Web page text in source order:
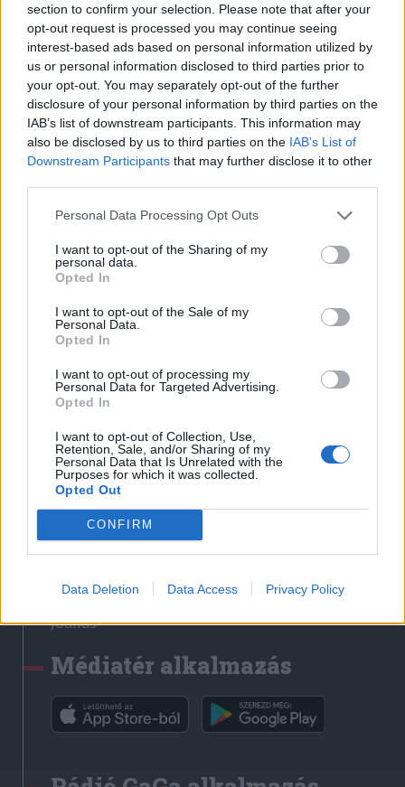
section to confirm your selection. Please note that after your
opt-out request is processed you may continue seeing
interest-based ads based on personal information utilized by
us or personal information disclosed to third parties prior to
your opt-out. You may separately opt-out of the further
disclosure of your personal information by third parties on the
IAB’s list of downstream participants. This information may
also be disclosed by us to third parties on the IAB’s List of
Downstream Participants that may further disclose it to other
Personal Data Processing Opt Outs
I want to opt-out of the Sharing of my
personal data.
Opted In
I want to opt-out of the Sale of my
Personal Data.
Opted In
I want to opt-out of processing my
Personal Data for Targeted Advertising.
Opted In
I want to opt-out of Collection, Use,
Retention, Sale, and/or Sharing of my
Personal Data that Is Unrelated with the
Purposes for which it was collected.
Opted Out
CONFIRM
Data Deletion Data Access Privacy Policy
Hasznos
Impresszum
Szerzői jogok
Adatvédelmi tájékoztató
Cookie-kezelési tájékoztató
Hozzászólási szabályzat
Nyomtatott lapjaink archívuma
Székely Hírmondó archívuma
Sütibeállítások
Médiatér
Liget
Krónika
Bihari Napló
Erdélyi Napló
Főtér
Rádió GaGa
Jóállás
Médiatér alkalmazás